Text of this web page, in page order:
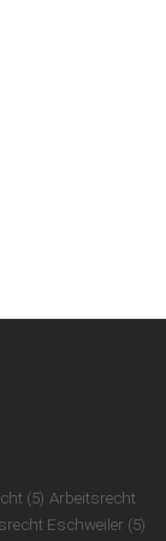
(5) Arbeitsrecht
Eschweiler (5)